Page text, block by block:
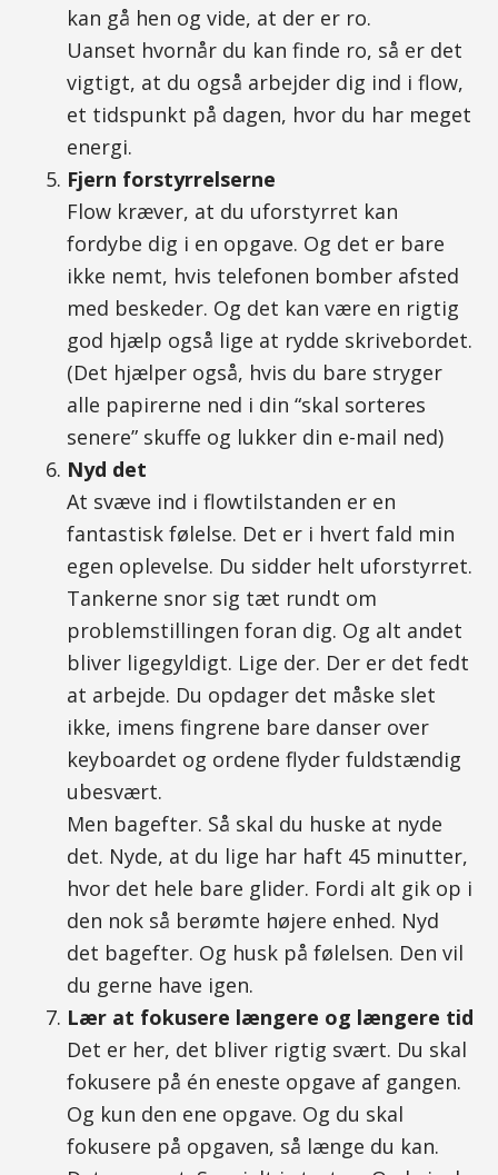
kan gå hen og vide, at der er ro.
Uanset hvornår du kan finde ro, så er det
vigtigt, at du også arbejder dig ind i flow,
et tidspunkt på dagen, hvor du har meget
energi.
Fjern forstyrrelserne
Flow kræver, at du uforstyrret kan
fordybe dig i en opgave. Og det er bare
ikke nemt, hvis telefonen bomber afsted
med beskeder. Og det kan være en rigtig
god hjælp også lige at rydde skrivebordet.
(Det hjælper også, hvis du bare stryger
alle papirerne ned i din “skal sorteres
senere” skuffe og lukker din e-mail ned)
Nyd det
At svæve ind i flowtilstanden er en
fantastisk følelse. Det er i hvert fald min
egen oplevelse. Du sidder helt uforstyrret.
Tankerne snor sig tæt rundt om
problemstillingen foran dig. Og alt andet
bliver ligegyldigt. Lige der. Der er det fedt
at arbejde. Du opdager det måske slet
ikke, imens fingrene bare danser over
keyboardet og ordene flyder fuldstændig
ubesvært.
Men bagefter. Så skal du huske at nyde
det. Nyde, at du lige har haft 45 minutter,
hvor det hele bare glider. Fordi alt gik op i
den nok så berømte højere enhed. Nyd
det bagefter. Og husk på følelsen. Den vil
du gerne have igen.
Lær at fokusere længere og længere tid
Det er her, det bliver rigtig svært. Du skal
fokusere på én eneste opgave af gangen.
Og kun den ene opgave. Og du skal
fokusere på opgaven, så længe du kan.